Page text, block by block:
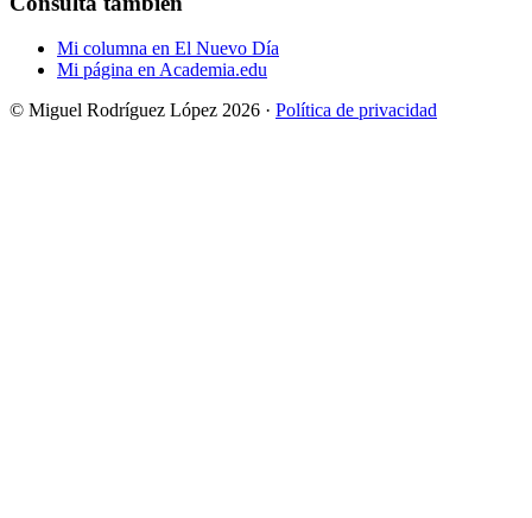
Mi columna en El Nuevo Día
Mi página en Academia.edu
© Miguel Rodríguez López 2026 · Política de privacidad